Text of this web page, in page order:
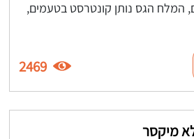
המלח הגס נותן קונטרסט בטעמים,
2469
מיקסר